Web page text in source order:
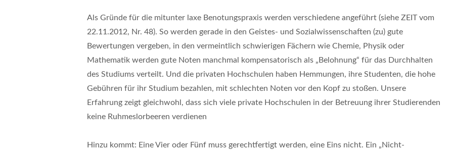
Als Gründe für die mitunter laxe Benotungspraxis werden verschiedene angeführt (siehe ZEIT vom
22.11.2012, Nr. 48). So werden gerade in den Geistes- und Sozialwissenschaften (zu) gute
Bewertungen vergeben, in den vermeintlich schwierigen Fächern wie Chemie, Physik oder
Mathematik werden gute Noten manchmal kompensatorisch als „Belohnung“ für das Durchhalten
des Studiums verteilt. Und die privaten Hochschulen haben Hemmungen, ihre Studenten, die hohe
Gebühren für ihr Studium bezahlen, mit schlechten Noten vor den Kopf zu stoßen. Unsere
Erfahrung zeigt gleichwohl, dass sich viele private Hochschulen in der Betreuung ihrer Studierenden
keine Ruhmeslorbeeren verdienen
Hinzu kommt: Eine Vier oder Fünf muss gerechtfertigt werden, eine Eins nicht. Ein „Nicht-